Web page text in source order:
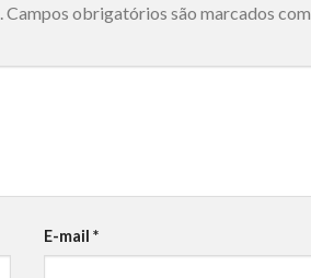
Campos obrigatórios são marcados com
E-mail*